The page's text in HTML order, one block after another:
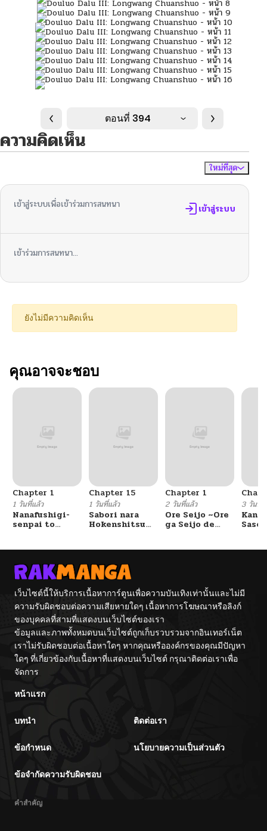
ตอนที่ 394
ความคิดเห็น
ใหม่ที่สุด
เข้าสู่ระบบเพื่อเข้าร่วมการสนทนา เข้าสู่ระบบ
เข้าร่วมการสนทนา...
ยังไม่มีความคิดเห็น
คุณอาจจะชอบ
Chapter 1
1 วันที่แล้ว
Nanafushigi-
senpai to
Chapter 15
1 วันที่แล้ว
Sabori nara
Hokenshitsu
Chapter 1
2 วันที่แล้ว
Ore Seijo ~Ore
ga Seijo de
Tag Otome
3 วันที่
Ore
เว็บไซต์นี้ให้บริการเนื้อหาการ์ตูนเพื่อความบันเทิงเท่านั้นและไม่มี
ความรับผิดชอบต่อความเสียหายใดๆ เนื้อหาการโฆษณาหรือลิงก์
ของบุคคลที่สามที่แสดงบนเว็บไซต์ของเรา
ข้อมูลและภาพทั้งหมดบนเว็บไซต์ถูกเก็บรวบรวมจากอินเทอร์เน็ต
เราไม่รับผิดชอบต่อเนื้อหาใดๆ หากคุณหรือองค์กรของคุณมีปัญหา
ใดๆ ที่เกี่ยวข้องกับเนื้อหาที่แสดงบนเว็บไซต์ กรุณาติดต่อเราเพื่อ
จัดการ
หน้าแรก
บทนำ ติดต่อเรา
ข้อกำหนด นโยบายความเป็นส่วนตัว
ข้อจำกัดความรับผิดชอบ
คำสำคัญ